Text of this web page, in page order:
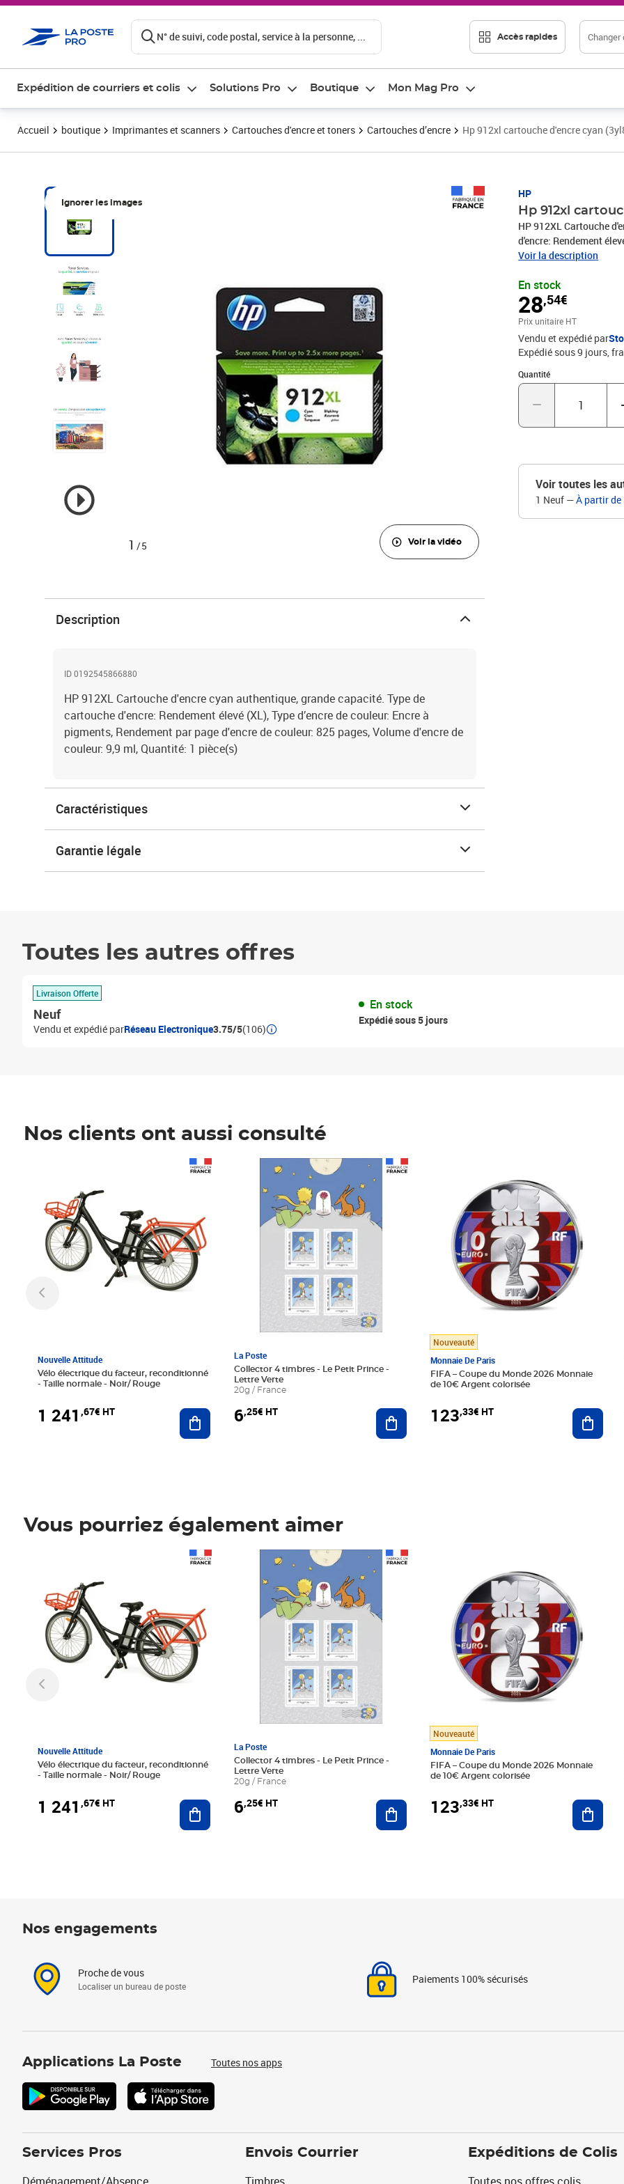
N° de suivi, code postal, service à la personne, ... Accès rapides Changer
Expédition de courriers et colis Solutions Pro Boutique Mon Mag Pro
Accueil boutique Imprimantes et scanners Cartouches d'encre et toners Cartouches d’encre Hp 912xl cartouche d'encre cyan
Ignorer les images
Voir la vidéo
1 /5
HP
Hp 912xl
HP 912XL Cartouche
d'encre: Rendement
par page d'encre de
Voir la description
En stock
28,54€
Prix 28,54€
Prix unitaire HT
Vendu et expédié par
Expédié sous 9 jours,
Quantité
Quantité : 1
Voir toutes les
1 Neuf —À partir de
Description
ID 0192545866880
HP 912XL Cartouche d'encre cyan authentique, grande capacité. Type de
cartouche d'encre: Rendement élevé (XL), Type d’encre de couleur: Encre à
pigments, Rendement par page d'encre de couleur: 825 pages, Volume d'encre de
couleur: 9,9 ml, Quantité: 1 pièce(s)
Caractéristiques
Garantie légale
Toutes les autres offres
Livraison Offerte
Neuf
Vendu et expédié parRéseau Electronique3.75/5(106)
En stock
Expédié sous 5 jours
Nos clients ont aussi consulté
Nouvelle Attitude
Vélo électrique du facteur, reconditionné
- Taille normale - Noir/ Rouge
1 241 ,67€ HT Ajouter au panier
La Poste
Collector 4 timbres - Le Petit Prince -
Lettre Verte
20g / France
6,25€ HT
Prix 6,25€ HT
Ajouter au panier
Nouveauté
Monnaie De Paris
FIFA – Coupe du Monde 2026 Monnaie
de 10€ Argent colorisée
123,33€ HT
Vous pourriez également aimer
Nouvelle Attitude
Vélo électrique du facteur, reconditionné
- Taille normale - Noir/ Rouge
1 241 ,67€ HT Ajouter au panier
La Poste
Collector 4 timbres - Le Petit Prince -
Lettre Verte
20g / France
6,25€ HT
Prix 6,25€ HT
Ajouter au panier
Nouveauté
Monnaie De Paris
FIFA – Coupe du Monde 2026 Monnaie
de 10€ Argent colorisée
123,33€ HT
Nos engagements
Proche de vous
Localiser un bureau de poste
Paiements 100% sécurisés
Applications La Poste Toutes nos apps
Services Pros Envois Courrier Expéditions de Colis